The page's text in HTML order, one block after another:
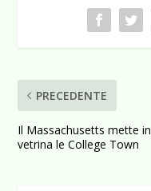
PRECEDENTE
Il Massachusetts mette in
vetrina le College Town